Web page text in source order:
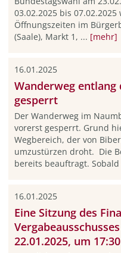
03.02.2025 bis
Öffnungszeiten im
(Saale), Markt 1, ... [mehr]
16.01.2025
Wanderweg entlang
gesperrt
Der Wanderweg im
vorerst gesperrt. Grund
Wegbereich, der von
umzustürzen droht. Die
bereits beauftragt. Sobald
16.01.2025
Eine Sitzung des
22.01.2025, um